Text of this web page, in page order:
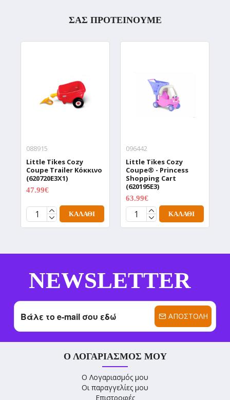
ΣΑΣ ΠΡΟΤΕΙΝΟΥΜΕ
088915
Little Tikes Cozy
Coupe Trailer Κόκκινο
(620720E3X1)
47.99€
ΚΑΛΆΘΙ
096442
Little Tikes Cozy
Coupe® - Princess
Shopping Cart
(620195E3)
63.99€
ΚΑΛΆΘΙ
NEWSLETTER
ΑΠΟΣΤΟΛΉ
Ο ΛΟΓΑΡΙΑΣΜΌΣ ΜΟΥ
Ο Λογαριασμός μου
Οι παραγγελίες μου
Επιστροφές